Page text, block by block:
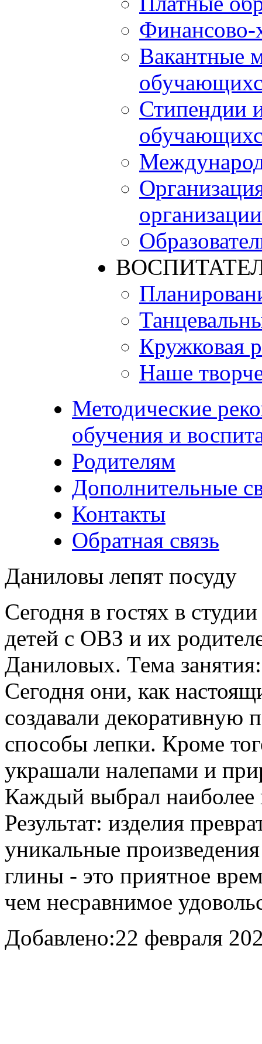
Финансово-
Вакантные
Стипендии
организации
Кружковая
Наше
Методические
обучения и
Родителям
Дополнительные
Контакты
Обратная связь
Даниловы лепят посуду
Сегодня в гостях в
детей с ОВЗ и их
Даниловых. Тема
Сегодня они, как
создавали декоративную
способы лепки. Кроме
украшали налепами и
Каждый выбрал наиболее
Результат: изделия
уникальные
глины - это приятное
чем несравнимое
Добавлено:22 февраля